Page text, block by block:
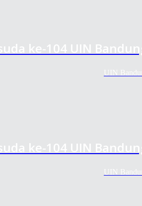
ke-104 UIN
UIN
ke-104 UIN
UIN